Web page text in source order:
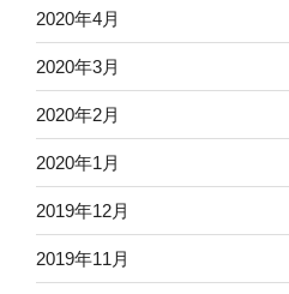
2020年4月
2020年3月
2020年2月
2020年1月
2019年12月
2019年11月